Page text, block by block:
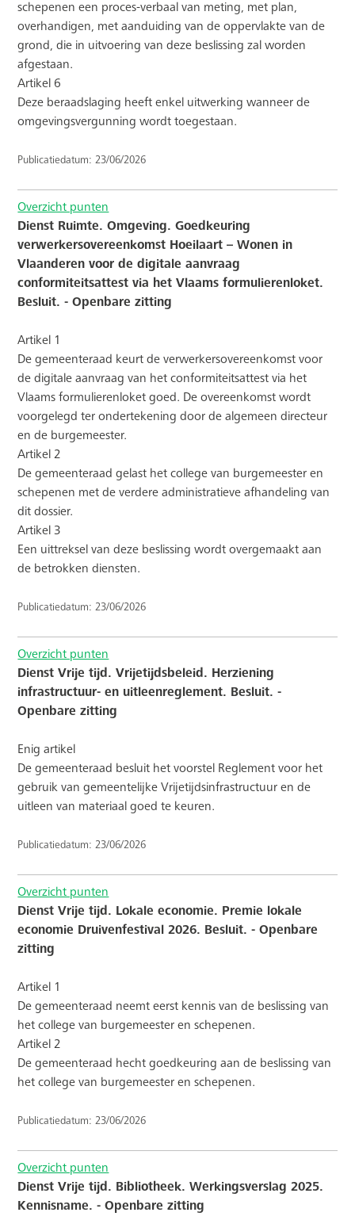
schepenen een proces-verbaal van meting, met plan,
overhandigen, met aanduiding van de oppervlakte van de
grond, die in uitvoering van deze beslissing zal worden
afgestaan.
Artikel 6
Deze beraadslaging heeft enkel uitwerking wanneer de
omgevingsvergunning wordt toegestaan.
Publicatiedatum: 23/06/2026
Overzicht punten
Dienst Ruimte. Omgeving. Goedkeuring
verwerkersovereenkomst Hoeilaart – Wonen in
Vlaanderen voor de digitale aanvraag
conformiteitsattest via het Vlaams formulierenloket.
Besluit. - Openbare zitting
Artikel 1
De gemeenteraad keurt de verwerkersovereenkomst voor
de digitale aanvraag van het conformiteitsattest via het
Vlaams formulierenloket goed. De overeenkomst wordt
voorgelegd ter ondertekening door de algemeen directeur
en de burgemeester.
Artikel 2
De gemeenteraad gelast het college van burgemeester en
schepenen met de verdere administratieve afhandeling van
dit dossier.
Artikel 3
Een uittreksel van deze beslissing wordt overgemaakt aan
de betrokken diensten.
Publicatiedatum: 23/06/2026
Overzicht punten
Dienst Vrije tijd. Vrijetijdsbeleid. Herziening
infrastructuur- en uitleenreglement. Besluit. -
Openbare zitting
Enig artikel
De gemeenteraad besluit het voorstel Reglement voor het
gebruik van gemeentelijke Vrijetijdsinfrastructuur en de
uitleen van materiaal goed te keuren.
Publicatiedatum: 23/06/2026
Overzicht punten
Dienst Vrije tijd. Lokale economie. Premie lokale
economie Druivenfestival 2026. Besluit. - Openbare
zitting
Artikel 1
De gemeenteraad neemt eerst kennis van de beslissing van
het college van burgemeester en schepenen.
Artikel 2
De gemeenteraad hecht goedkeuring aan de beslissing van
het college van burgemeester en schepenen.
Publicatiedatum: 23/06/2026
Overzicht punten
Dienst Vrije tijd. Bibliotheek. Werkingsverslag 2025.
Kennisname. - Openbare zitting